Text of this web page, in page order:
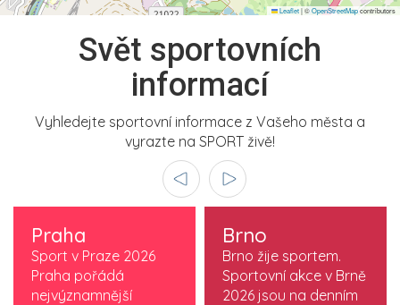
Leaflet|©OpenStreetMapcontributors
Svět sportovních
informací
Vyhledejte sportovní informace z Vašeho města a
vyrazte na SPORT živě!
Praha
Sport v Praze 2026
Praha pořádá
nejvýznamnější
Brno
Brno žije sportem.
Sportovní akce v Brně
2026 jsou na denním